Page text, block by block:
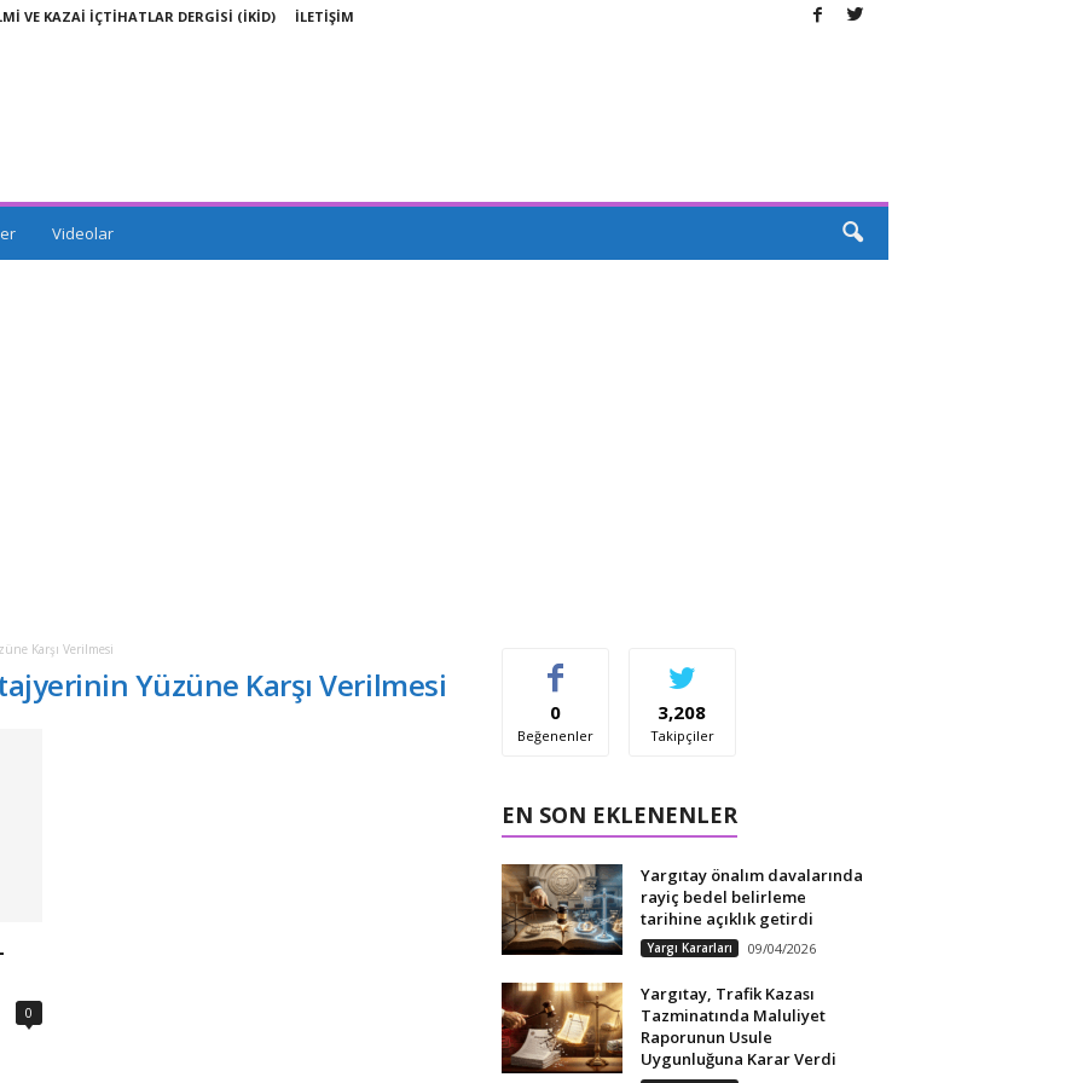
VE KAZAİ İÇTİHATLAR DERGİSİ (İKİD) İLETİŞİM
Videolar
Karşı Verilmesi
Yüzüne Karşı Verilmesi
0
0
Beğenenler
3,208
Takipçiler
EN SON EKLENENLER
Yargıtay önalım davalarında
rayiç bedel belirleme
tarihine açıklık getirdi
Yargı Kararları 09/04/2026
Yargıtay, Trafik Kazası
Tazminatında Maluliyet
Raporunun Usule
Uygunluğuna Karar Verdi